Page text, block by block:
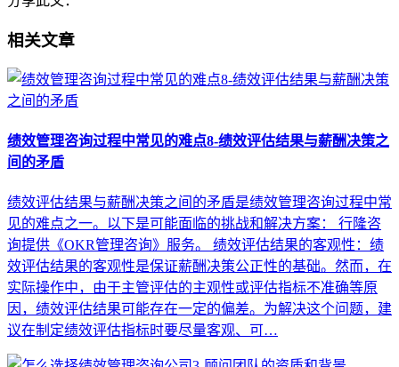
相关文章
绩效管理咨询过程中常见的难点8-绩效评估结果与薪酬决策之
间的矛盾
绩效评估结果与薪酬决策之间的矛盾是绩效管理咨询过程中常
见的难点之一。以下是可能面临的挑战和解决方案： 行隆咨
询提供《OKR管理咨询》服务。 绩效评估结果的客观性：绩
效评估结果的客观性是保证薪酬决策公正性的基础。然而，在
实际操作中，由于主管评估的主观性或评估指标不准确等原
因，绩效评估结果可能存在一定的偏差。为解决这个问题，建
议在制定绩效评估指标时要尽量客观、可…